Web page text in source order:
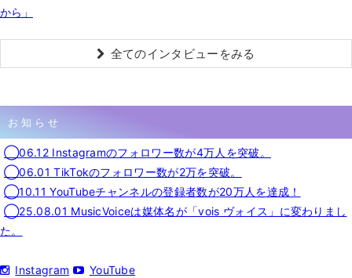
から」
全てのインタビューをみる
お知らせ
◯06.12 Instagramのフォロワー数が4万人を突破。
◯06.01 TikTokのフォロワー数が2万を突破。
◯10.11 YouTubeチャンネルの登録者数が20万人を達成！
◯25.08.01 MusicVoiceは媒体名が「vois ヴォイス」に変わりまし
た。
Instagram YouTube